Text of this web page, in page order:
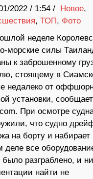
2022 / 1:54 / Новое,
, ТОП, Фото
неделе
морские силы
к заброшенному
стоящему в
недалеко от
установки,
При осмотре
что судно
на борту и
деле все
было разграблено, и
найти не